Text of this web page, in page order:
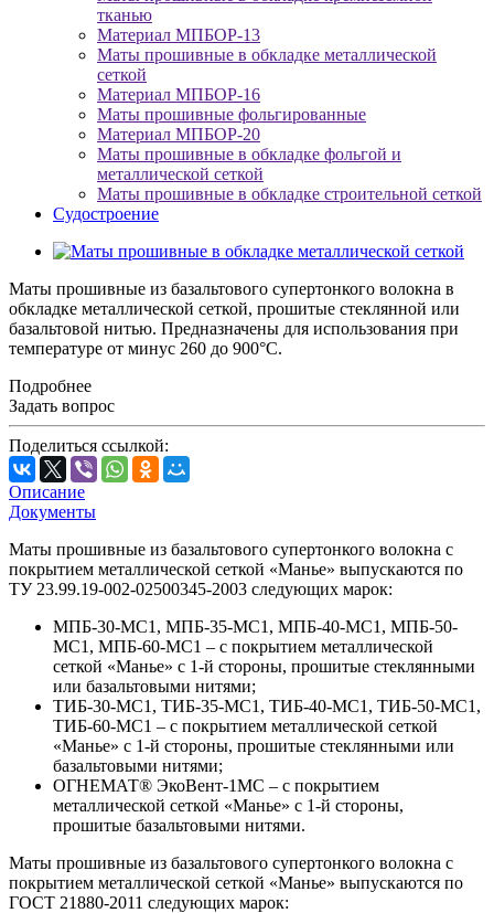
тканью
Материал МПБОР-13
Маты прошивные в обкладке металлической
сеткой
Материал МПБОР-16
Маты прошивные фольгированные
Материал МПБОР-20
Маты прошивные в обкладке фольгой и
металлической сеткой
Маты прошивные в обкладке строительной сеткой
Судостроение
Маты прошивные из базальтового супертонкого волокна в
обкладке металлической сеткой, прошитые стеклянной или
базальтовой нитью. Предназначены для использования при
температуре от минус 260 до 900°С.
Подробнее
Задать вопрос
Поделиться ссылкой:
Описание
Документы
Маты прошивные из базальтового супертонкого волокна с
покрытием металлической сеткой «Манье» выпускаются по
ТУ 23.99.19-002-02500345-2003 следующих марок:
МПБ-30-МС1, МПБ-35-МС1, МПБ-40-МС1, МПБ-50-
МС1, МПБ-60-МС1 – с покрытием металлической
сеткой «Манье» с 1-й стороны, прошитые стеклянными
или базальтовыми нитями;
ТИБ-30-МС1, ТИБ-35-МС1, ТИБ-40-МС1, ТИБ-50-МС1,
ТИБ-60-МС1 – с покрытием металлической сеткой
«Манье» с 1-й стороны, прошитые стеклянными или
базальтовыми нитями;
ОГНЕМАТ® ЭкоВент-1МС – с покрытием
металлической сеткой «Манье» с 1-й стороны,
прошитые базальтовыми нитями.
Маты прошивные из базальтового супертонкого волокна с
покрытием металлической сеткой «Манье» выпускаются по
ГОСТ 21880-2011 следующих марок: